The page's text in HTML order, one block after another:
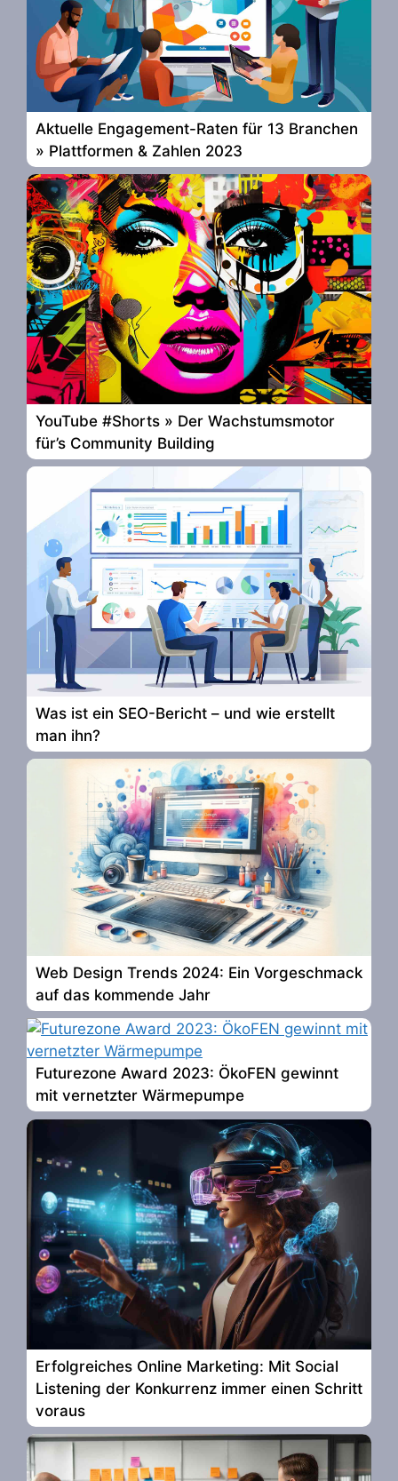
Aktuelle Engagement-Raten für 13 Branchen
» Plattformen & Zahlen 2023
YouTube #Shorts » Der Wachstumsmotor
für’s Community Building
Was ist ein SEO-Bericht – und wie erstellt
man ihn?
Web Design Trends 2024: Ein Vorgeschmack
auf das kommende Jahr
Futurezone Award 2023: ÖkoFEN gewinnt
mit vernetzter Wärmepumpe
Erfolgreiches Online Marketing: Mit Social
Listening der Konkurrenz immer einen Schritt
voraus